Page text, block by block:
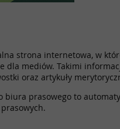
strona internetowa, w
dla mediów. Takimi
oraz artykuły
prasowego to